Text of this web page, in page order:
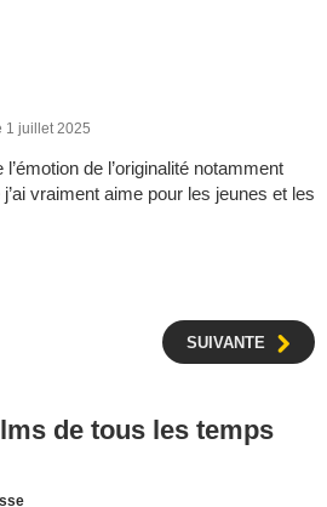
1 juillet 2025
de l’originalité notamment
vraiment aime pour les jeunes et les
SUIVANTE
de tous les temps